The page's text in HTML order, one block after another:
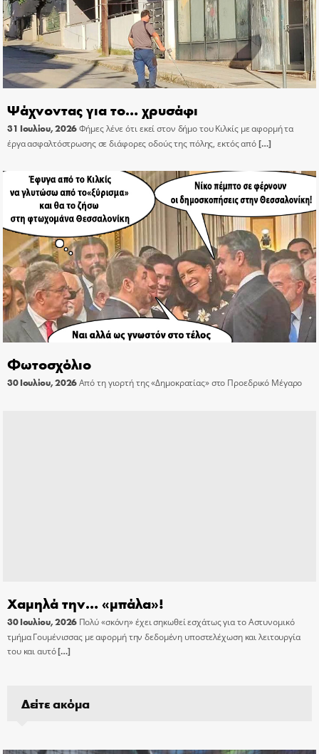
Ψάχνοντας για το… χρυσάφι
31 Ιουλίου, 2026Φήμες λένε ότι εκεί στον δήμο του Κιλκίς με αφορμή τα
έργα ασφαλτόστρωσης σε διάφορες οδούς της πόλης, εκτός από[…]
Φωτοσχόλιο
30 Ιουλίου, 2026Από τη γιορτή της «Δημοκρατίας» στο Προεδρικό Μέγαρο
Χαμηλά την… «μπάλα»!
30 Ιουλίου, 2026 Πολύ «σκόνη» έχει σηκωθεί εσχάτως για το Αστυνομικό
τμήμα Γουμένισσας με αφορμή την δεδομένη υποστελέχωση και λειτουργία
του και αυτό[…]
Δείτε ακόμα